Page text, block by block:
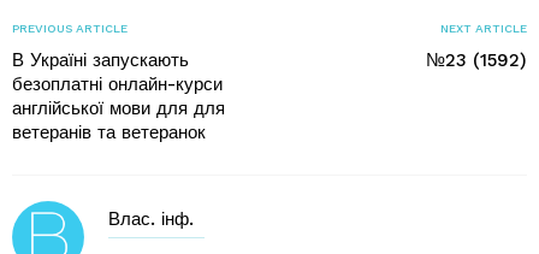
PREVIOUS ARTICLE
В Україні запускають
безоплатні онлайн-курси
англійської мови для для
ветеранів та ветеранок
NEXT ARTICLE
№23 (1592)
Влас. інф.